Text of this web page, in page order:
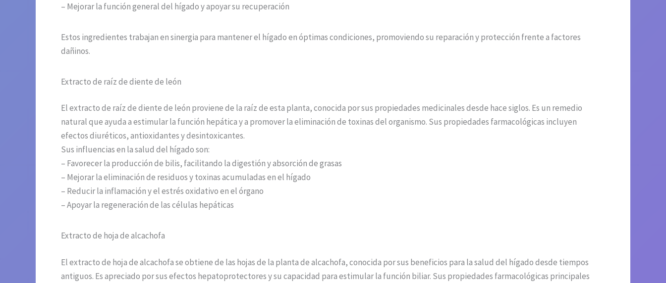
– Mejorar la función general del hígado y apoyar su recuperación
Estos ingredientes trabajan en sinergia para mantener el hígado en óptimas condiciones, promoviendo su reparación y protección frente a factores
dañinos.
Extracto de raíz de diente de león
El extracto de raíz de diente de león proviene de la raíz de esta planta, conocida por sus propiedades medicinales desde hace siglos. Es un remedio
natural que ayuda a estimular la función hepática y a promover la eliminación de toxinas del organismo. Sus propiedades farmacológicas incluyen
efectos diuréticos, antioxidantes y desintoxicantes.
Sus influencias en la salud del hígado son:
– Favorecer la producción de bilis, facilitando la digestión y absorción de grasas
– Mejorar la eliminación de residuos y toxinas acumuladas en el hígado
– Reducir la inflamación y el estrés oxidativo en el órgano
– Apoyar la regeneración de las células hepáticas
Extracto de hoja de alcachofa
El extracto de hoja de alcachofa se obtiene de las hojas de la planta de alcachofa, conocida por sus beneficios para la salud del hígado desde tiempos
antiguos. Es apreciado por sus efectos hepatoprotectores y su capacidad para estimular la función biliar. Sus propiedades farmacológicas principales